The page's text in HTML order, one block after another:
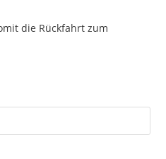
die Rückfahrt zum